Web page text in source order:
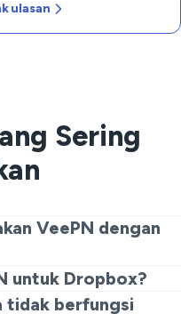
ulasan
Sering
VeePN dengan
di mana Dropbox
gangguan.
untuk Dropbox?
menyembunyikan IP
tidak berfungsi